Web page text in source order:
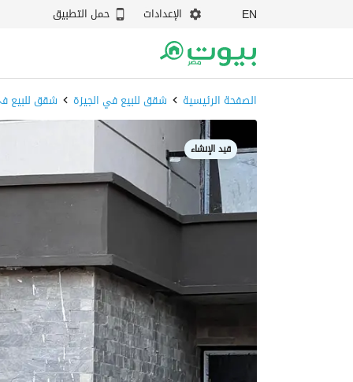
EN الإعدادات حمل التطبيق
الصفحة الرئيسية شقق للبيع في الجيزة شقق للبيع
قيد الإنشاء